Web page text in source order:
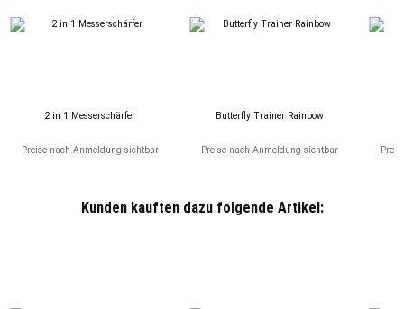
2 in 1 Messerschärfer
Preise nach Anmeldung sichtbar
Butterfly Trainer Rainbow
Preise nach Anmeldung sichtbar
Kunden kauften dazu folgende Artikel: